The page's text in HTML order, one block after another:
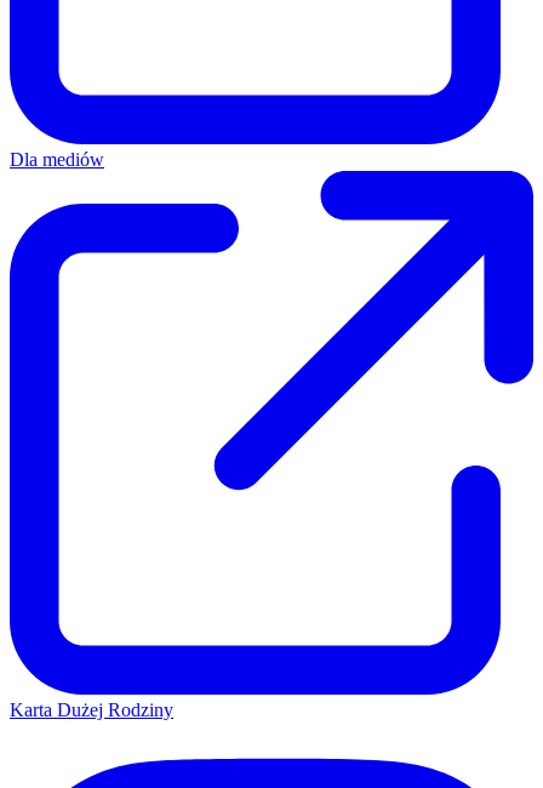
Dla mediów
Karta Dużej Rodziny